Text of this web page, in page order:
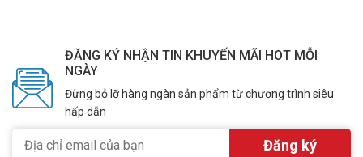
ĐĂNG KÝ NHẬN TIN KHUYẾN MÃI HOT MỖI
NGÀY
Đừng bỏ lỡ hàng ngàn sản phẩm từ chương trình siêu
hấp dẫn